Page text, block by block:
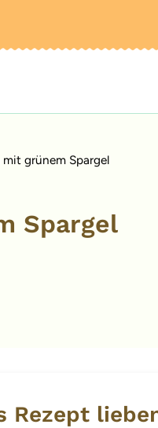
mit grünem Spargel
Spargel
Rezept